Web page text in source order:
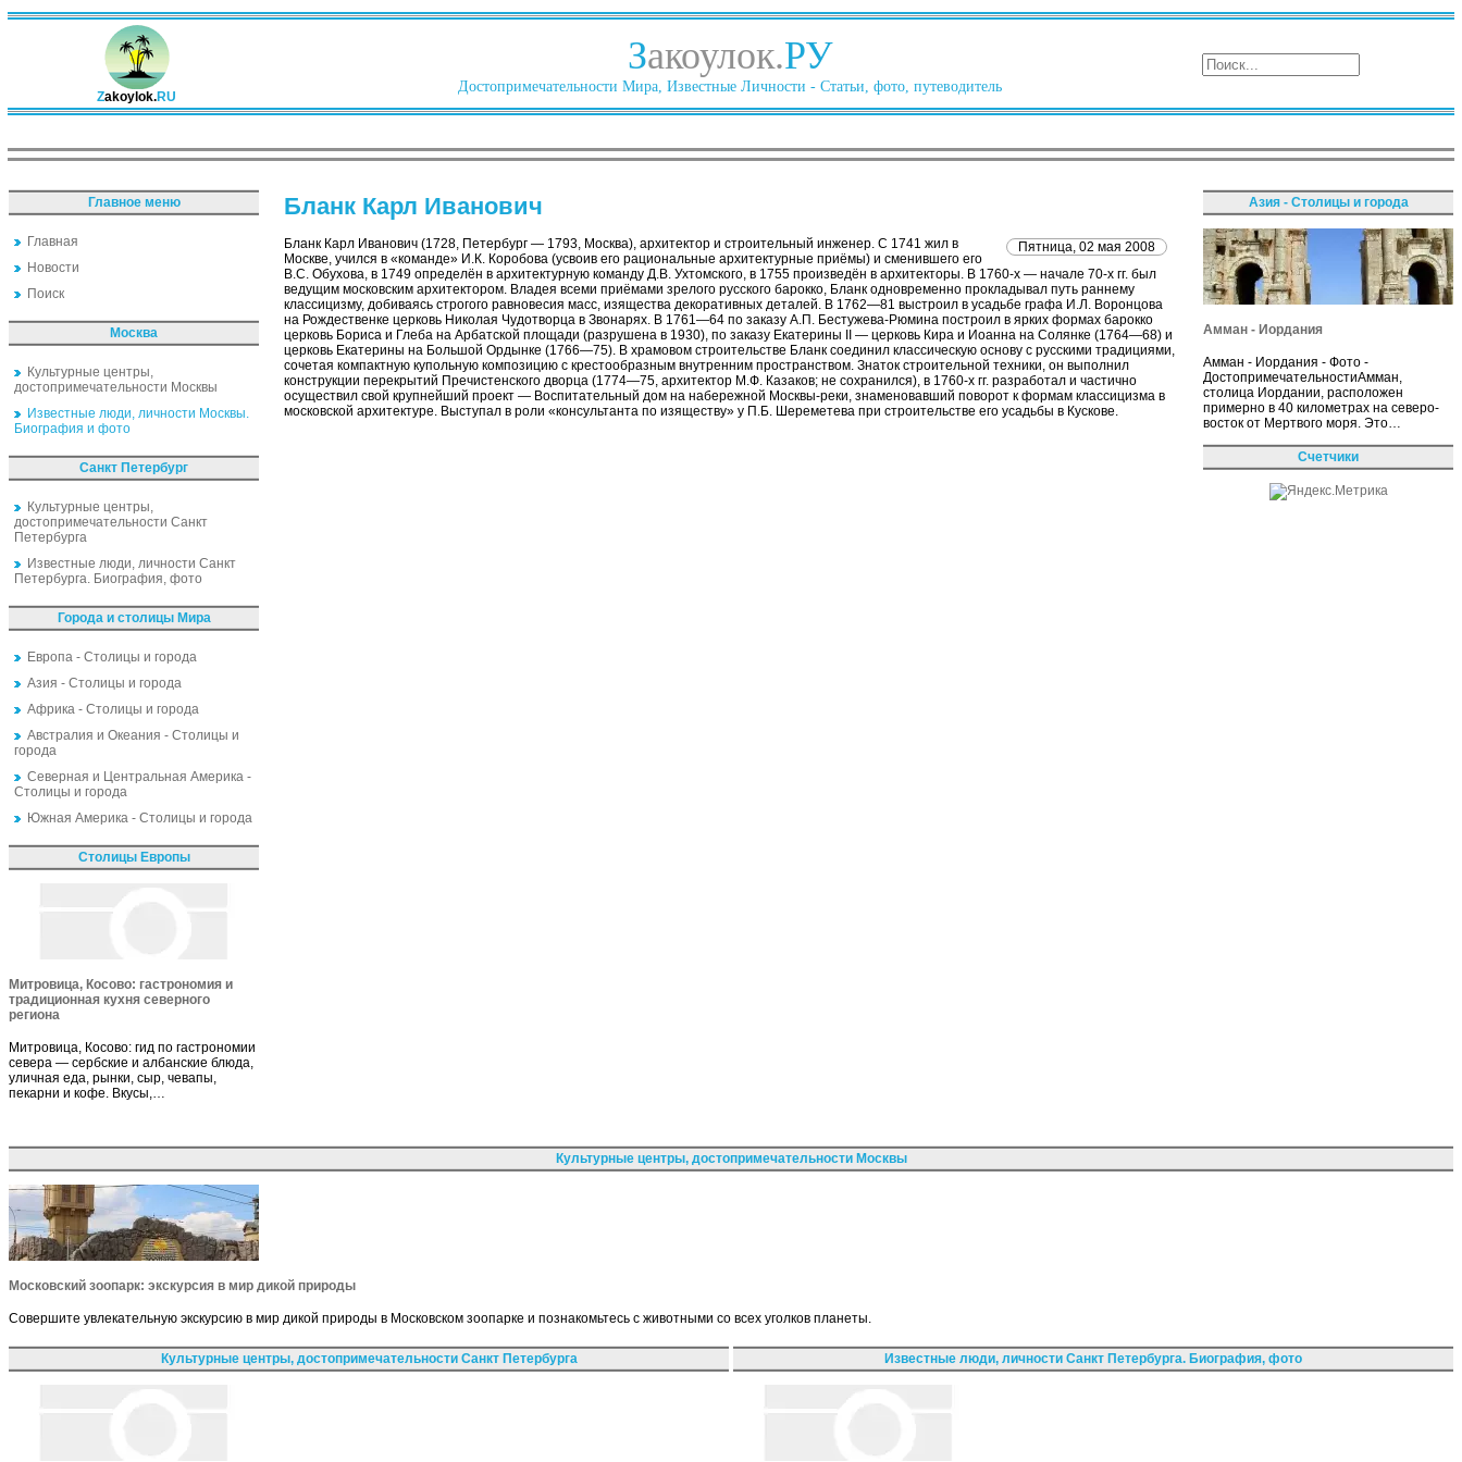
Zakoylok.RU
Закоулок.РУ
Достопримечательности Мира, Известные Личности - Статьи, фото, путеводитель
Главное меню
Главная
Новости
Поиск
Москва
Культурные центры,
достопримечательности Москвы
Известные люди, личности Москвы.
Биография и фото
Санкт Петербург
Культурные центры,
достопримечательности Санкт
Петербурга
Известные люди, личности Санкт
Петербурга. Биография, фото
Города и столицы Мира
Европа - Столицы и города
Азия - Столицы и города
Африка - Столицы и города
Австралия и Океания - Столицы и
города
Северная и Центральная Америка -
Столицы и города
Южная Америка - Столицы и города
Столицы Европы
Митровица, Косово: гастрономия и
традиционная кухня северного
региона
Митровица, Косово: гид по гастрономии
севера — сербские и албанские блюда,
уличная еда, рынки, сыр, чевапы,
пекарни и кофе. Вкусы,…
Бланк Карл Иванович
Пятница, 02 мая 2008
Бланк Карл Иванович (1728, Петербург — 1793, Москва), архитектор и строительный инженер. С 1741 жил в
Москве, учился в «команде» И.К. Коробова (усвоив его рациональные архитектурные приёмы) и сменившего его
В.С. Обухова, в 1749 определён в архитектурную команду Д.В. Ухтомского, в 1755 произведён в архитекторы. В 1760-х — начале 70-х гг. был
ведущим московским архитектором. Владея всеми приёмами зрелого русского барокко, Бланк одновременно прокладывал путь раннему
классицизму, добиваясь строгого равновесия масс, изящества декоративных деталей. В 1762—81 выстроил в усадьбе графа И.Л. Воронцова
на Рождественке церковь Николая Чудотворца в Звонарях. В 1761—64 по заказу А.П. Бестужева-Рюмина построил в ярких формах барокко
церковь Бориса и Глеба на Арбатской площади (разрушена в 1930), по заказу Екатерины II — церковь Кира и Иоанна на Солянке (1764—68) и
церковь Екатерины на Большой Ордынке (1766—75). В храмовом строительстве Бланк соединил классическую основу с русскими традициями,
сочетая компактную купольную композицию с крестообразным внутренним пространством. Знаток строительной техники, он выполнил
конструкции перекрытий Пречистенского дворца (1774—75, архитектор М.Ф. Казаков; не сохранился), в 1760-х гг. разработал и частично
осуществил свой крупнейший проект — Воспитательный дом на набережной Москвы-реки, знаменовавший поворот к формам классицизма в
московской архитектуре. Выступал в роли «консультанта по изяществу» у П.Б. Шереметева при строительстве его усадьбы в Кускове.
Азия - Столицы и города
Амман - Иордания
Амман - Иордания - Фото -
ДостопримечательностиАмман,
столица Иордании, расположен
примерно в 40 километрах на северо-
восток от Мертвого моря. Это…
Счетчики
Культурные центры, достопримечательности Москвы
Московский зоопарк: экскурсия в мир дикой природы
Совершите увлекательную экскурсию в мир дикой природы в Московском зоопарке и познакомьтесь с животными со всех уголков планеты.
Культурные центры, достопримечательности Санкт Петербурга Известные люди, личности Санкт Петербурга. Биография, фото